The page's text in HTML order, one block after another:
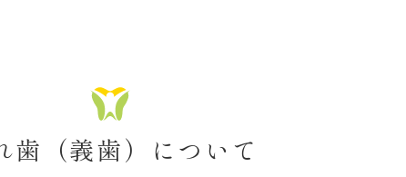
歯（義歯）について